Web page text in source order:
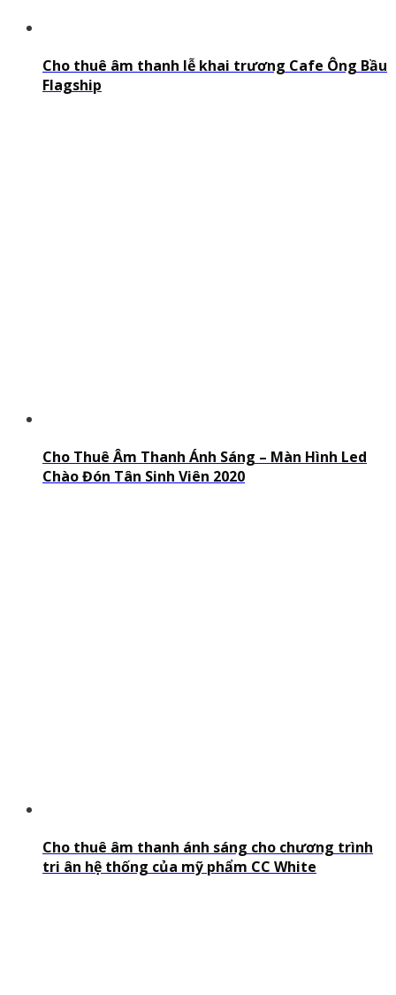
Cho thuê âm thanh lễ khai trương Cafe Ông Bầu
Flagship
Cho Thuê Âm Thanh Ánh Sáng – Màn Hình Led
Chào Đón Tân Sinh Viên 2020
Cho thuê âm thanh ánh sáng cho chương trình
tri ân hệ thống của mỹ phẩm CC White